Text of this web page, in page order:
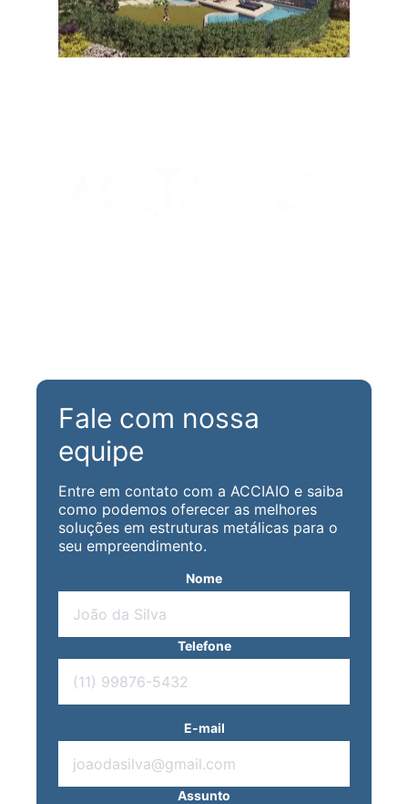
Fale com nossa
equipe
Entre em contato com a ACCIAIO e saiba
como podemos oferecer as melhores
soluções em estruturas metálicas para o
seu empreendimento.
Nome
Telefone
E-mail
Assunto